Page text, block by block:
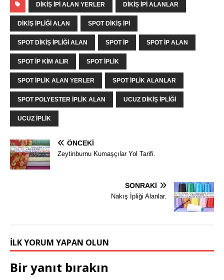
DIKIŞ IPI ALAN YERLER DIKIŞ IPI ALANLAR
DIKIŞ IPLIĞI ALAN SPOT DIKIŞ IPI
SPOT DIKIŞ IPLIĞI ALAN SPOT IP SPOT IP ALAN
SPOT IP KIM ALIR SPOT IPLIK
SPOT IPLIK ALAN YERLER SPOT IPLIK ALANLAR
SPOT POLYESTER IPLIK ALAN UCUZ DIKIŞ IPLIĞI
UCUZ İPLIK
ÖNCEKI
Zeytinburnu Kumaşçılar Yol Tarifi.
SONRAKI
Nakış İpliği Alanlar.
İLK YORUM YAPAN OLUN
Bir yanıt bırakın